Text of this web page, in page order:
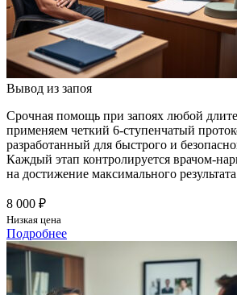
Вывод из запоя
Срочная помощь при запоях любой
применяем четкий 6-ступенчатый
разработанный для быстрого и
Каждый этап контролируется врачом-
на достижение максимального
8 000 ₽
Низкая цена
Подробнее